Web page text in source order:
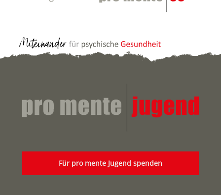
Für pro mente Jugend spenden